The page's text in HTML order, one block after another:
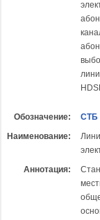
Обозначение:
СТБ
Наименование:
Аннотация: